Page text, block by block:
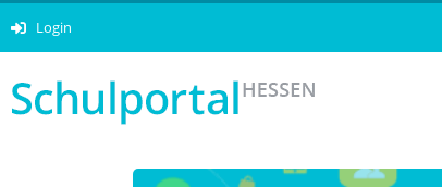
Login